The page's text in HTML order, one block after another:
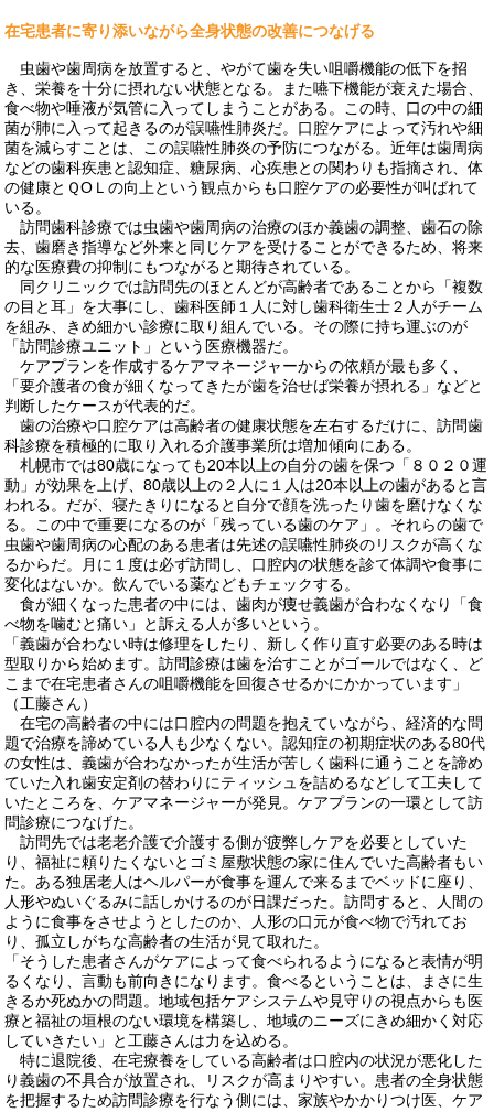
在宅患者に寄り添いながら全身状態の改善につなげる
虫歯や歯周病を放置すると、やがて歯を失い咀嚼機能の低下を招
き、栄養を十分に摂れない状態となる。また嚥下機能が衰えた場合、
食べ物や唾液が気管に入ってしまうことがある。この時、口の中の細
菌が肺に入って起きるのが誤嚥性肺炎だ。口腔ケアによって汚れや細
菌を減らすことは、この誤嚥性肺炎の予防につながる。近年は歯周病
などの歯科疾患と認知症、糖尿病、心疾患との関わりも指摘され、体
の健康とＱОＬの向上という観点からも口腔ケアの必要性が叫ばれて
いる。
訪問歯科診療では虫歯や歯周病の治療のほか義歯の調整、歯石の除
去、歯磨き指導など外来と同じケアを受けることができるため、将来
的な医療費の抑制にもつながると期待されている。
同クリニックでは訪問先のほとんどが高齢者であることから「複数
の目と耳」を大事にし、歯科医師１人に対し歯科衛生士２人がチーム
を組み、きめ細かい診療に取り組んでいる。その際に持ち運ぶのが
「訪問診療ユニット」という医療機器だ。
ケアプランを作成するケアマネージャーからの依頼が最も多く、
「要介護者の食が細くなってきたが歯を治せば栄養が摂れる」などと
判断したケースが代表的だ。
歯の治療や口腔ケアは高齢者の健康状態を左右するだけに、訪問歯
科診療を積極的に取り入れる介護事業所は増加傾向にある。
札幌市では80歳になっても20本以上の自分の歯を保つ「８０２０運
動」が効果を上げ、80歳以上の２人に１人は20本以上の歯があると言
われる。だが、寝たきりになると自分で顔を洗ったり歯を磨けなくな
る。この中で重要になるのが「残っている歯のケア」。それらの歯で
虫歯や歯周病の心配のある患者は先述の誤嚥性肺炎のリスクが高くな
るからだ。月に１度は必ず訪問し、口腔内の状態を診て体調や食事に
変化はないか。飲んでいる薬などもチェックする。
食が細くなった患者の中には、歯肉が痩せ義歯が合わなくなり「食
べ物を噛むと痛い」と訴える人が多いという。
「義歯が合わない時は修理をしたり、新しく作り直す必要のある時は
型取りから始めます。訪問診療は歯を治すことがゴールではなく、ど
こまで在宅患者さんの咀嚼機能を回復させるかにかかっています」
（工藤さん）
在宅の高齢者の中には口腔内の問題を抱えていながら、経済的な問
題で治療を諦めている人も少なくない。認知症の初期症状のある80代
の女性は、義歯が合わなかったが生活が苦しく歯科に通うことを諦め
ていた入れ歯安定剤の替わりにティッシュを詰めるなどして工夫して
いたところを、ケアマネージャーが発見。ケアプランの一環として訪
問診療につなげた。
訪問先では老老介護で介護する側が疲弊しケアを必要としていた
り、福祉に頼りたくないとゴミ屋敷状態の家に住んでいた高齢者もい
た。ある独居老人はヘルパーが食事を運んで来るまでベッドに座り、
人形やぬいぐるみに話しかけるのが日課だった。訪問すると、人間の
ように食事をさせようとしたのか、人形の口元が食べ物で汚れてお
り、孤立しがちな高齢者の生活が見て取れた。
「そうした患者さんがケアによって食べられるようになると表情が明
るくなり、言動も前向きになります。食べるということは、まさに生
きるか死ぬかの問題。地域包括ケアシステムや見守りの視点からも医
療と福祉の垣根のない環境を構築し、地域のニーズにきめ細かく対応
していきたい」と工藤さんは力を込める。
特に退院後、在宅療養をしている高齢者は口腔内の状況が悪化した
り義歯の不具合が放置され、リスクが高まりやすい。患者の全身状態
を把握するため訪問診療を行なう側には、家族やかかりつけ医、ケア